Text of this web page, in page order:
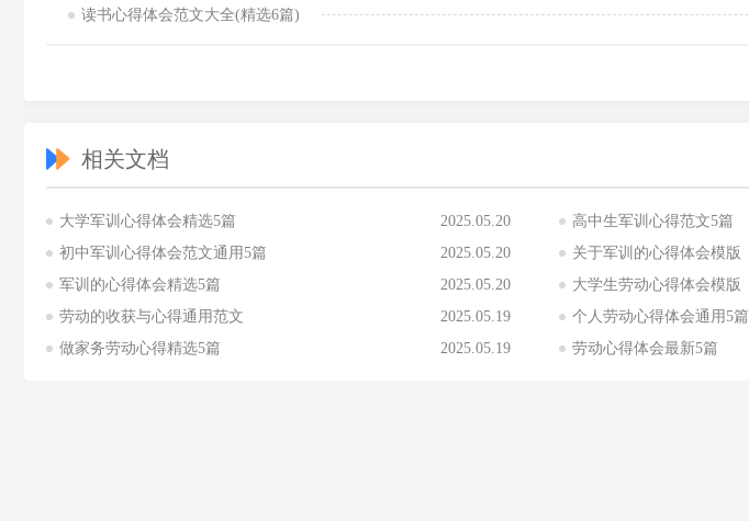
读书心得体会范文大全(精选6篇)
相关文档
大学军训心得体会精选5篇 2025.05.20 高中生军训心得范文5篇
初中军训心得体会范文通用5篇
2025.05.20 关于军训的心得体会模版
军训的心得体会精选5篇
2025.05.20 大学生劳动心得体会模版
劳动的收获与心得通用范文
2025.05.19 个人劳动心得体会通用5篇
做家务劳动心得精选5篇
2025.05.19 劳动心得体会最新5篇